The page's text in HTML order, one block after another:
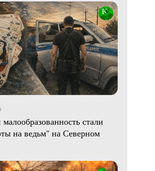
стали
на ведьм" на Северном